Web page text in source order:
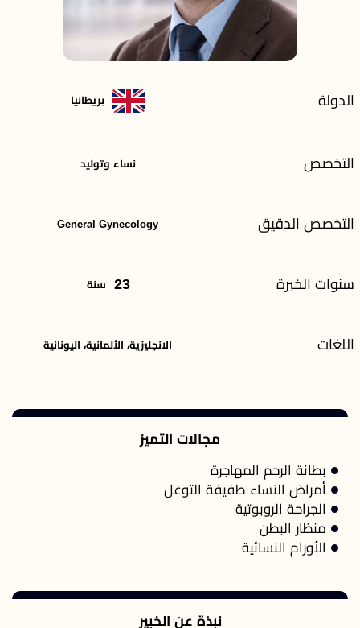
الدولة بريطانيا
التخصص نساء وتوليد
التخصص الدقيق General Gynecology
سنوات الخبرة 23 سنة
اللغات الانجليزية، الألمانية، اليونانية
مجالات التميز
بطانة الرحم المهاجرة
أمراض النساء طفيفة التوغل
الجراحة الروبوتية
منظار البطن
الأورام النسائية
نبذة عن الخبير